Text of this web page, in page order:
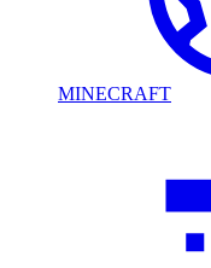
MINECRAFT